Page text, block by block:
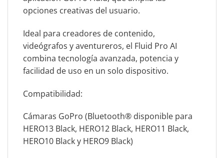
opciones creativas del usuario.
Ideal para creadores de contenido,
videógrafos y aventureros, el Fluid Pro AI
combina tecnología avanzada, potencia y
facilidad de uso en un solo dispositivo.
Compatibilidad:
Cámaras GoPro (Bluetooth® disponible para
HERO13 Black, HERO12 Black, HERO11 Black,
HERO10 Black y HERO9 Black)